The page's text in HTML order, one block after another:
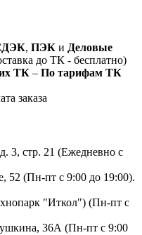
, ПЭК и Деловые
до ТК - бесплатно)
ТК – По тарифам ТК
заказа
3, стр. 21 (Ежедневно с
52 (Пн-пт с 9:00 до 19:00).
"Иткол") (Пн-пт с
36А (Пн-пт с 9:00